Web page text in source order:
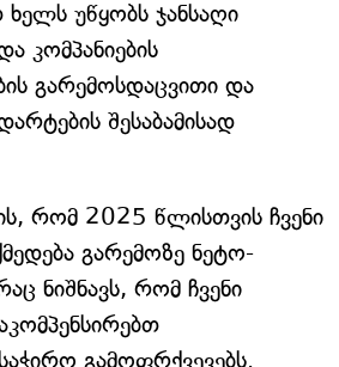
უწყობს ჯანსაღი
კომპანიების
გარემოსდაცვითი და
შესაბამისად
რომ 2025 წლისთვის ჩვენი
გარემოზე ნეტო-
ნიშნავს, რომ ჩვენი
გამოფრქვევებს.